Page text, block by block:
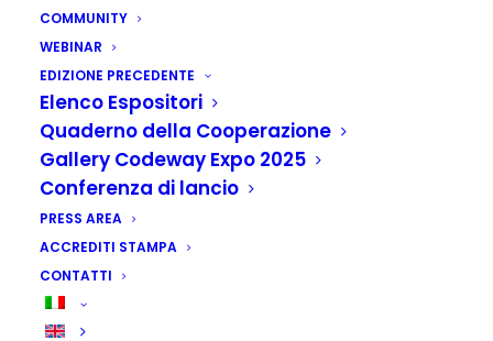
COMMUNITY
WEBINAR
EDIZIONE PRECEDENTE
Elenco Espositori
Quaderno della Cooperazione
Gallery Codeway Expo 2025
Conferenza di lancio
PRESS AREA
ACCREDITI STAMPA
CONTATTI